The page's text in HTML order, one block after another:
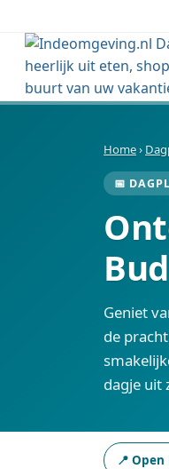
Home›
📅
Geniet
de
dagje uit
📍